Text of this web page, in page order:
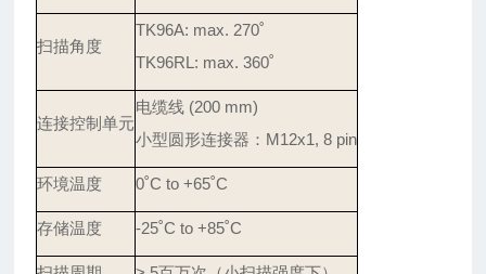
扫描角度
TK96A: max. 270˚
TK96RL: max. 360˚
连接控制单元
电缆线 (200 mm)
小型圆形连接器：M12x1, 8 pin
环境温度 0˚C to +65˚C
存储温度 -25˚C to +85˚C